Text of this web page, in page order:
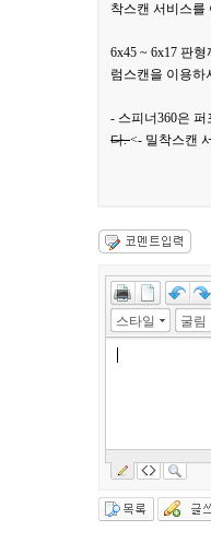
착스캔 서비스를
6x45 ~ 6x17 판
럼스캔을 이용하
- 스피너360은
다.<- 밀착스캔
스타일 굴림